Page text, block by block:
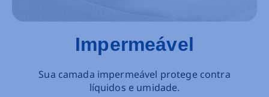
Impermeável
Sua camada impermeável protege contra
líquidos e umidade.